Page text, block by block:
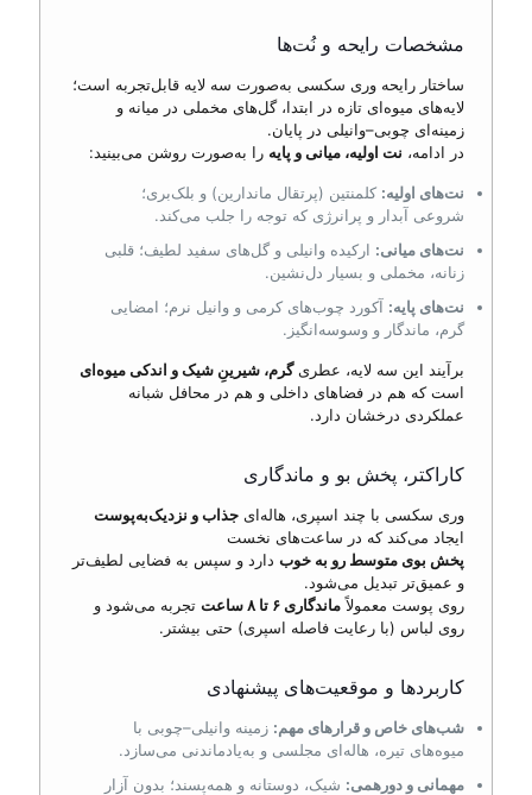
مشخصات رایحه و نُت‌ها
ساختار رایحه وری سکسی به‌صورت سه لایه قابل‌تجربه است؛
لایه‌های میوه‌ای تازه در ابتدا، گل‌های مخملی در میانه و
زمینه‌ای چوبی–وانیلی در پایان.
در ادامه، نت اولیه، میانی و پایه را به‌صورت روشن می‌بینید:
نت‌های اولیه: کلمنتین (پرتقال ماندارین) و بلک‌بری؛
شروعی آبدار و پرانرژی که توجه را جلب می‌کند.
نت‌های میانی: ارکیده وانیلی و گل‌های سفید لطیف؛ قلبی
زنانه، مخملی و بسیار دل‌نشین.
نت‌های پایه: آکورد چوب‌های کرمی و وانیل نرم؛ امضایی
گرم، ماندگار و وسوسه‌انگیز.
برآیند این سه لایه، عطریگرم، شیرینِ شیک و اندکی میوه‌ای
است که هم در فضاهای داخلی و هم در محافل شبانه
عملکردی درخشان دارد.
کاراکتر، پخش بو و ماندگاری
وری سکسی با چند اسپری، هاله‌ایجذاب و نزدیک‌به‌پوست
ایجاد می‌کند که در ساعت‌های نخست
پخش بوی متوسط رو به خوب دارد و سپس به فضایی لطیف‌تر
و عمیق‌تر تبدیل می‌شود.
روی پوست معمولاًماندگاری ۶ تا ۸ ساعت
تجربه می‌شود و
روی لباس (با رعایت فاصله اسپری) حتی بیشتر.
کاربردها و موقعیت‌های پیشنهادی
شب‌های خاص و قرارهای مهم: زمینه وانیلی–چوبی با
میوه‌های تیره، هاله‌ای مجلسی و به‌یادماندنی می‌سازد.
مهمانی و دورهمی: شیک، دوستانه و همه‌پسند؛ بدون آزار